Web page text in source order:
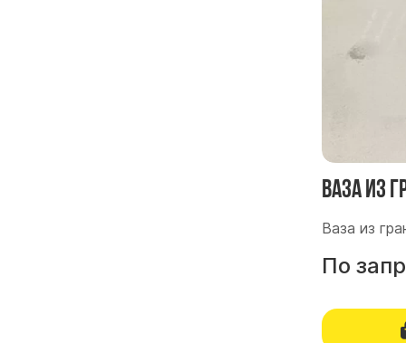
Ваза из
Ваза из
По